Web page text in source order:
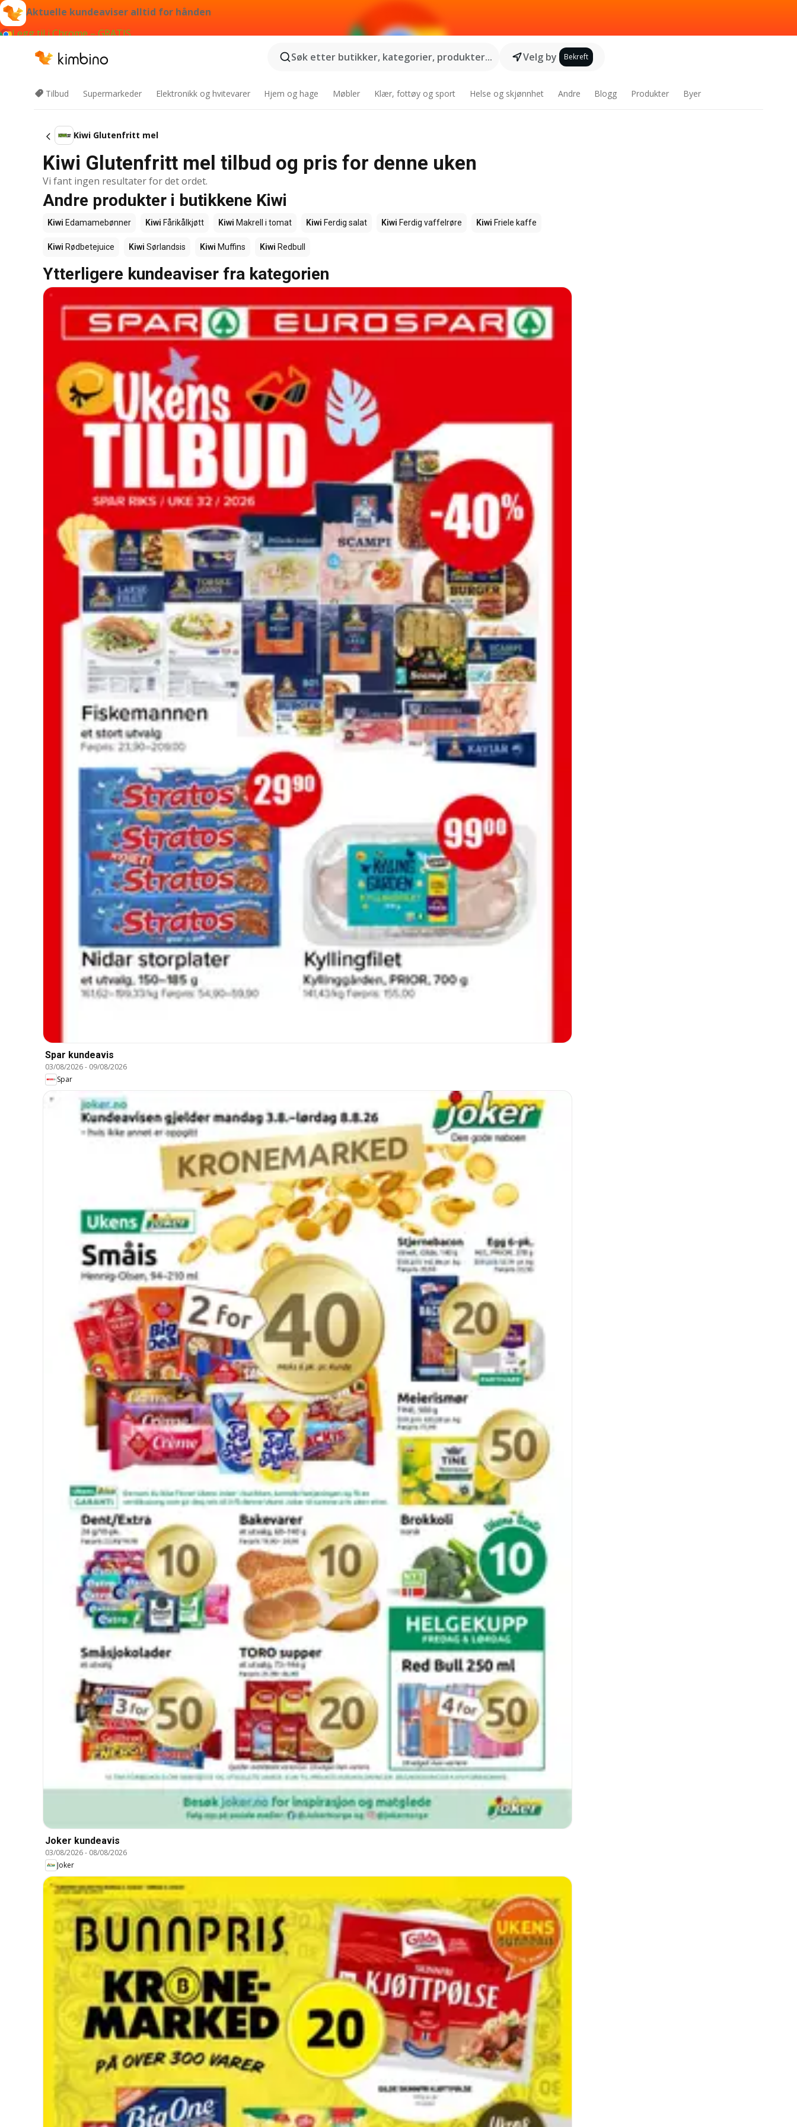
Aktuelle kundeaviser alltid for hånden
Legg til i Chrome – GRATIS
Søk etter butikker, kategorier, produkter...
Velg by Bekreft
Tilbud Supermarkeder Elektronikk og hvitevarer Hjem og hage Møbler Klær, fottøy og sport Helse og skjønnhet Andre Blogg Produkter Byer
Kiwi Glutenfritt mel
Kiwi Glutenfritt mel tilbud og pris for denne uken
Vi fant ingen resultater for det ordet.
Andre produkter i butikkene Kiwi
Kiwi Edamamebønner Kiwi Fårikålkjøtt Kiwi Makrell i tomat Kiwi Ferdig salat Kiwi Ferdig vaffelrøre Kiwi Friele kaffe
Kiwi Rødbetejuice Kiwi Sørlandsis Kiwi Muffins Kiwi Redbull
Ytterligere kundeaviser fra kategorien
Spar kundeavis
03/08/2026- 09/08/2026
Spar
Joker kundeavis
03/08/2026- 08/08/2026
Joker